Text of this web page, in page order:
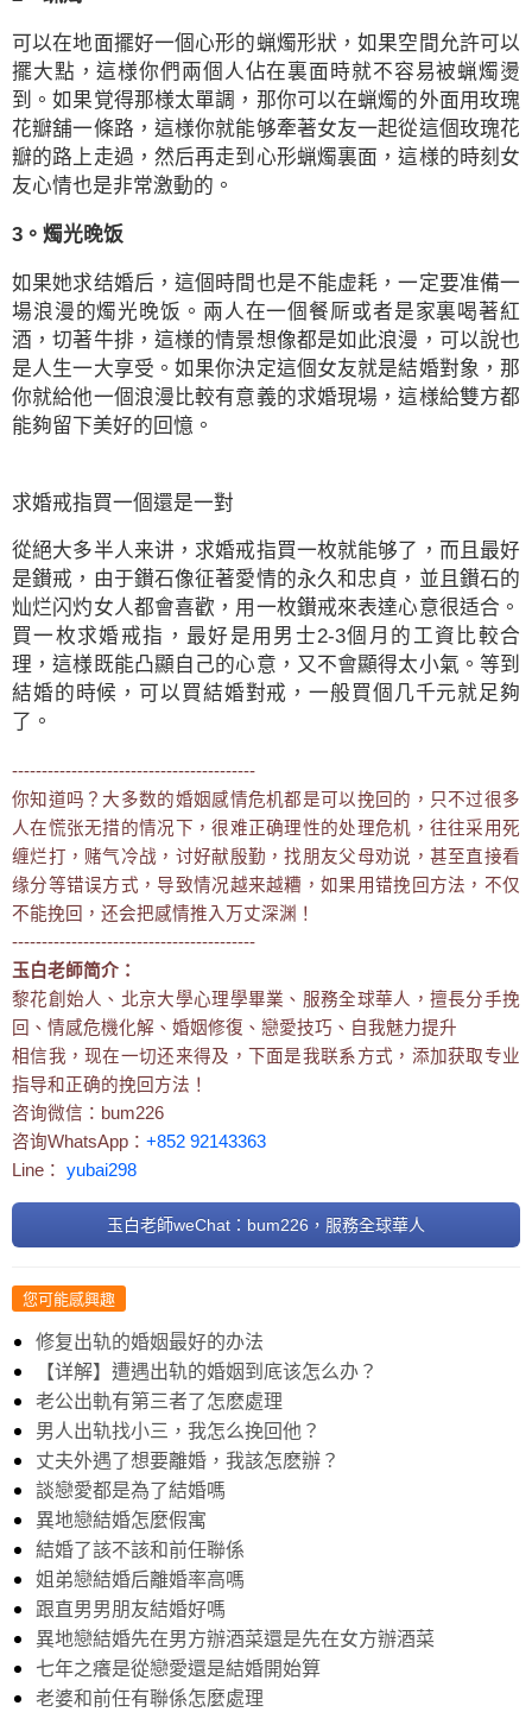
可以在地面擺好一個心形的蝋燭形狀，如果空間允許可以
擺大點，這様你們兩個人佔在裏面時就不容易被蝋燭燙
到。如果覚得那様太單調，那你可以在蝋燭的外面用玫瑰
花瓣舖一條路，這様你就能够牽著女友一起從這個玫瑰花
瓣的路上走過，然后再走到心形蝋燭裏面，這様的時刻女
友心情也是非常激動的。
3。燭光晚饭
如果她求结婚后，這個時間也是不能虚耗，一定要准備一
場浪漫的燭光晚饭。兩人在一個餐厛或者是家裏喝著紅
酒，切著牛排，這様的情景想像都是如此浪漫，可以說也
是人生一大享受。如果你決定這個女友就是結婚對象，那
你就給他一個浪漫比較有意義的求婚現場，這様給雙方都
能夠留下美好的回憶。
求婚戒指買一個還是一對
從絕大多半人来讲，求婚戒指買一枚就能够了，而且最好
是鑚戒，由于鑚石像征著愛情的永久和忠貞，並且鑚石的
灿烂闪灼女人都會喜歡，用一枚鑚戒來表達心意很适合。
買一枚求婚戒指，最好是用男士2-3個月的工資比較合
理，這様既能凸顯自己的心意，又不會顯得太小氣。等到
結婚的時候，可以買結婚對戒，一般買個几千元就足夠
了。
-----------------------------------------
你知道吗？大多数的婚姻感情危机都是可以挽回的，只不过很多
人在慌张无措的情况下，很难正确理性的处理危机，往往采用死
缠烂打，赌气冷战，讨好献殷勤，找朋友父母劝说，甚至直接看
缘分等错误方式，导致情况越来越糟，如果用错挽回方法，不仅
不能挽回，还会把感情推入万丈深渊！
-----------------------------------------
玉白老師简介：
黎花創始人、北京大學心理學畢業、服務全球華人，擅長分手挽
回、情感危機化解、婚姻修復、戀愛技巧、自我魅力提升
相信我，现在一切还来得及，下面是我联系方式，添加获取专业
指导和正确的挽回方法！
咨询微信：bum226
咨询WhatsApp： +852 92143363
Line： yubai298
玉白老師weChat：bum226，服務全球華人
您可能感興趣
修复出轨的婚姻最好的办法
【详解】遭遇出轨的婚姻到底该怎么办？
老公出軌有第三者了怎麽處理
男人出轨找小三，我怎么挽回他？
丈夫外遇了想要離婚，我該怎麽辦？
談戀愛都是為了結婚嗎
異地戀結婚怎麼假寓
結婚了該不該和前任聯係
姐弟戀結婚后離婚率高嗎
跟直男男朋友結婚好嗎
異地戀結婚先在男方辦酒菜還是先在女方辦酒菜
七年之癢是從戀愛還是結婚開始算
老婆和前任有聯係怎麼處理